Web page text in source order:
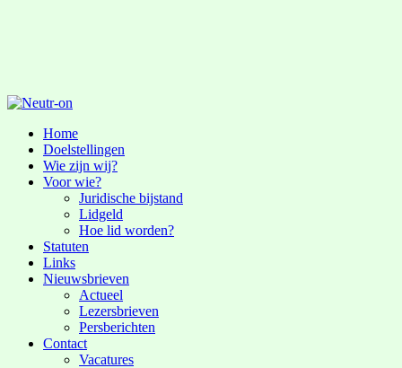
Home
Doelstellingen
Wie zijn wij?
Voor wie?
Juridische bijstand
Lidgeld
Hoe lid worden?
Statuten
Links
Nieuwsbrieven
Actueel
Lezersbrieven
Persberichten
Contact
Vacatures